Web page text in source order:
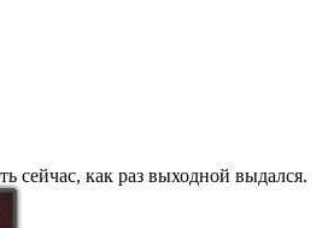
сейчас, как раз выходной выдался.